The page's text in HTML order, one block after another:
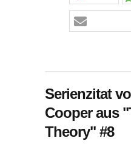
Serienzitat
Cooper aus
Theory" #8